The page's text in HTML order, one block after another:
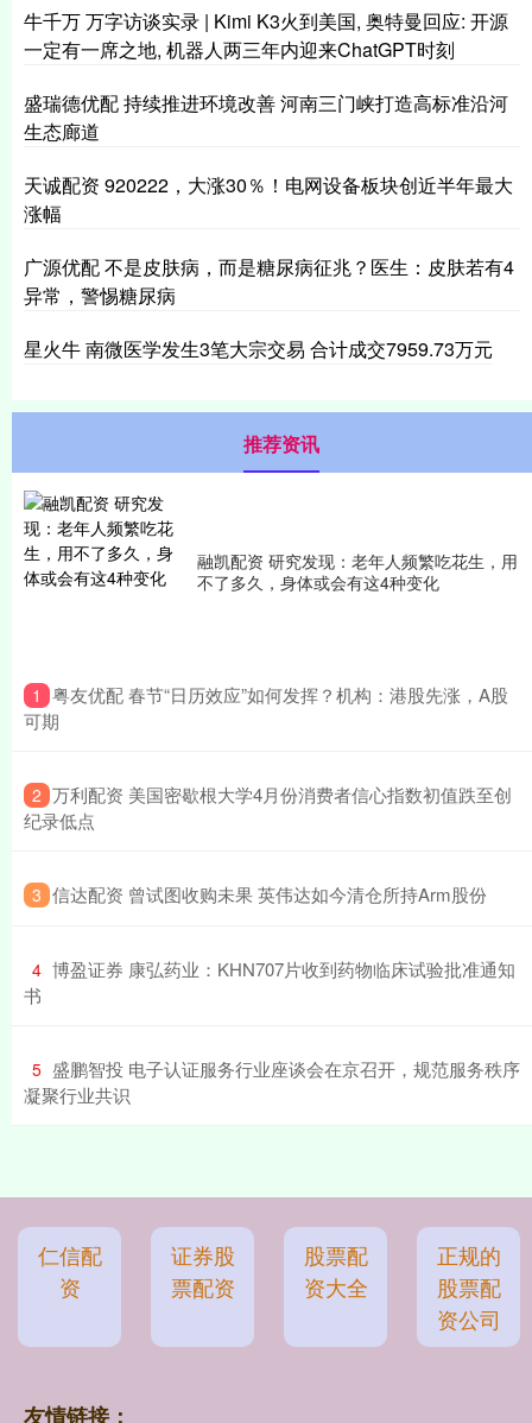
牛千万 万字访谈实录 | Kimi K3火到美国, 奥特曼回应: 开源
一定有一席之地, 机器人两三年内迎来ChatGPT时刻
盛瑞德优配 持续推进环境改善 河南三门峡打造高标准沿河
生态廊道
天诚配资 920222，大涨30％！电网设备板块创近半年最大
涨幅
广源优配 不是皮肤病，而是糖尿病征兆？医生：皮肤若有4
异常，警惕糖尿病
星火牛 南微医学发生3笔大宗交易 合计成交7959.73万元
推荐资讯
融凯配资 研究发现：老年人频繁吃花生，用
不了多久，身体或会有这4种变化
1 ​粤友优配 春节“日历效应”如何发挥？机构：港股先涨，A股
可期
2 ​万利配资 美国密歇根大学4月份消费者信心指数初值跌至创
纪录低点
3 ​信达配资 曾试图收购未果 英伟达如今清仓所持Arm股份
4 ​博盈证券 康弘药业：KHN707片收到药物临床试验批准通知
书
5 ​盛鹏智投 电子认证服务行业座谈会在京召开，规范服务秩序
凝聚行业共识
仁信配
资
证券股
票配资
股票配
资大全
正规的
股票配
资公司
友情链接：